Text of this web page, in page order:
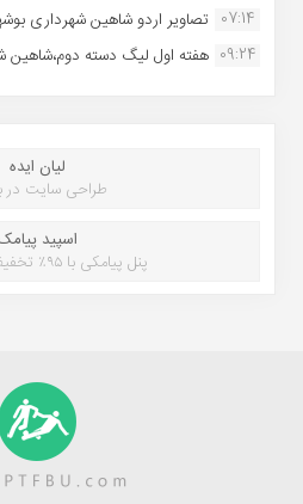
07:14 تصاویر اردو شاهین شهرداری
09:24 هفته اول لیگ دسته دوم،شاهین
لیان ایده
طراحی سایت در
اسپید
پنل پیامکی با ۹۵٪ تخفیف خرید پنل